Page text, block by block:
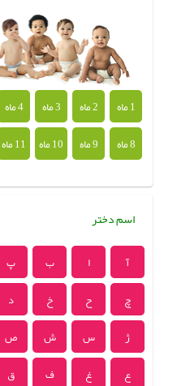
1 ماه 2 ماه 3 ماه 4 ماه
8 ماه
9 ماه 10 ماه 11 ماه
اسم دختر
آ ا ب پ
چ
ح خ د
ژ
س ش ص
ع
غ ف ق